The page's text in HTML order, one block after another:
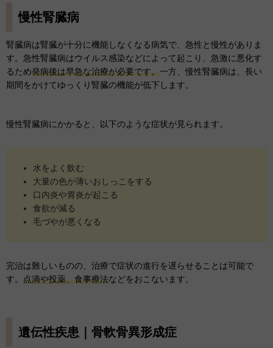
慢性腎臓病
腎臓病は腎臓が十分に機能しなくなる病気で、急性と慢性がありま
す。急性腎臓病はウイルス感染などによって起こり、急激に悪化す
るため発病後は早急な治療が必要です。一方、慢性腎臓病は、長い
期間をかけてゆっくり腎臓の機能が低下します。
慢性腎臓病にかかると、以下のような症状が見られます。
水をよく飲む
大量の色が薄いおしっこをする
口内炎や胃炎が起こる
食欲が減る
毛づやが悪くなる
完治は難しいものの、治療で症状の進行を遅らせることは可能で
す。 点滴や投薬、食事療法などをおこないます。
遺伝性疾患｜骨軟骨異形成症